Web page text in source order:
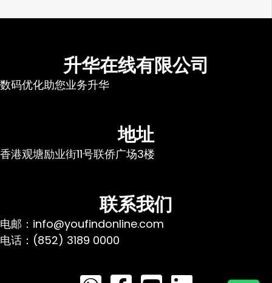
升华在线有限公司
数码优化助您业务升华
地址
香港观塘励业街11号联侨广场3楼
联系我们
电邮：info@youfindonline.com
电话：(852) 3189 0000